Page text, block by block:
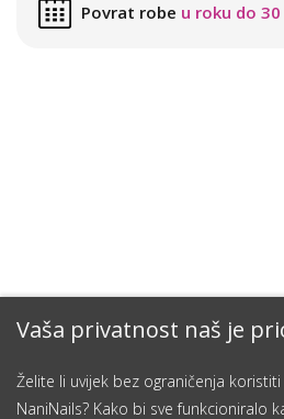
Vaša privatnost naš je
Želite li uvijek bez ograničenja
NaniNails? Kako bi sve funkcioniralo
Povrat robe u roku do 30